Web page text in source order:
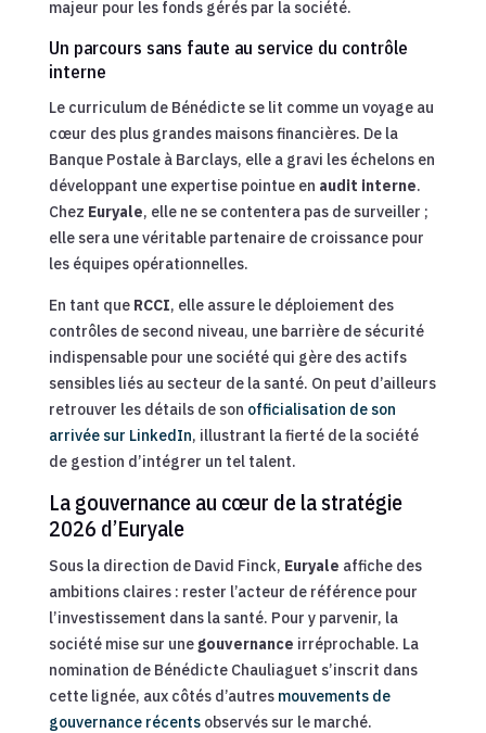
majeur pour les fonds gérés par la société.
Un parcours sans faute au service du contrôle
interne
Le curriculum de Bénédicte se lit comme un voyage au
cœur des plus grandes maisons financières. De la
Banque Postale à Barclays, elle a gravi les échelons en
développant une expertise pointue en audit interne.
Chez Euryale, elle ne se contentera pas de surveiller ;
elle sera une véritable partenaire de croissance pour
les équipes opérationnelles.
En tant que RCCI, elle assure le déploiement des
contrôles de second niveau, une barrière de sécurité
indispensable pour une société qui gère des actifs
sensibles liés au secteur de la santé. On peut d’ailleurs
retrouver les détails de son officialisation de son
arrivée sur LinkedIn, illustrant la fierté de la société
de gestion d’intégrer un tel talent.
La gouvernance au cœur de la stratégie
2026 d’Euryale
Sous la direction de David Finck, Euryale affiche des
ambitions claires : rester l’acteur de référence pour
l’investissement dans la santé. Pour y parvenir, la
société mise sur une gouvernance irréprochable. La
nomination de Bénédicte Chauliaguet s’inscrit dans
cette lignée, aux côtés d’autres mouvements de
gouvernance récentsobservés sur le marché.